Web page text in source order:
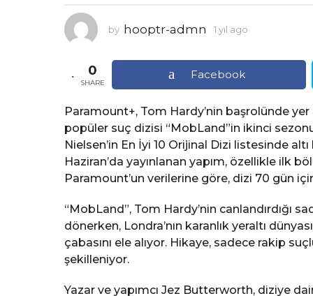
o
1
o
by hooptr-admn 1 yıl ago
o
0
SHARE
Facebook
Paramount+, Tom Hardy’nin başrolünde
popüler suç dizisi “MobLand”in ikinci
Nielsen’in En İyi 10 Orijinal Dizi listesinde
Haziran’da yayınlanan yapım, özellikle ilk
Paramount’un verilerine göre, dizi 70 gün
“MobLand”, Tom Hardy’nin canlandırdığı
dönerken, Londra’nın karanlık yeraltı
çabasını ele alıyor. Hikaye, sadece rakip
şekilleniyor.
Yazar ve yapımcı Jez Butterworth, diziye